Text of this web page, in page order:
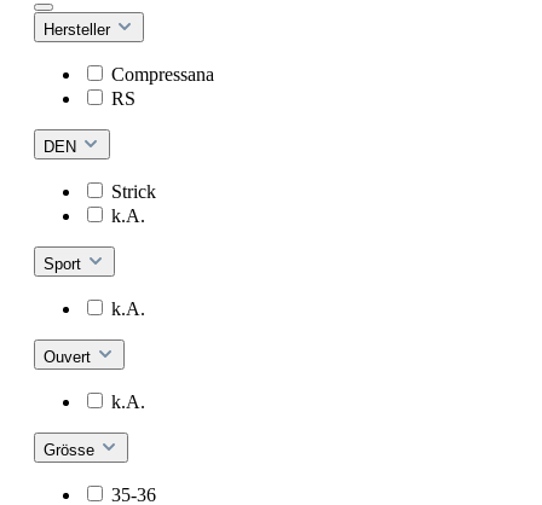
Hersteller
Compressana
RS
DEN
Strick
k.A.
Sport
k.A.
Ouvert
k.A.
Grösse
35-36